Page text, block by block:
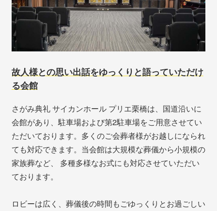
故人様との思い出話をゆっくりと語っていただけ
る会館
さがみ典礼 サイカンホール プリエ栗橋は、国道沿いに
会館があり、駐車場および第2駐車場をご用意させてい
ただいております。多くのご会葬者様がお越しになられ
ても対応できます。当会館は大規模な葬儀から小規模の
家族葬など、 多種多様なお式にも対応させていただい
ております。
ロビーは広く、葬儀後の時間もごゆっくりとお過ごしい